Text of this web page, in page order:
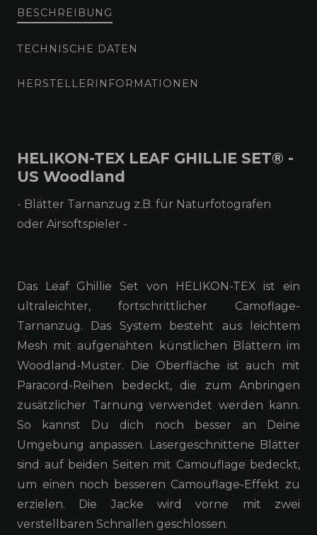
BESCHREIBUNG
TECHNISCHE DATEN
HERSTELLERINFORMATIONEN
HELIKON-TEX LEAF GHILLIE SET® -
US Woodland
- Blätter Tarnanzug z.B. für Naturfotografen
oder Airsoftspieler -
Das Leaf Ghillie Set von HELIKON-TEX ist ein
ultraleichter, fortschrittlicher Camoflage-
Tarnanzug. Das System besteht aus leichtem
Mesh mit aufgenähten künstlichen Blättern im
Woodland-Muster. Die Oberfläche ist auch mit
Paracord-Reihen bedeckt, die zum Anbringen
zusätzlicher Tarnung verwendet werden kann.
So kannst Du dich noch besser an Deine
Umgebung anpassen. Lasergeschnittene Blätter
sind auf beiden Seiten mit Camouflage bedeckt,
um einen noch besseren Camouflage-Effekt zu
erzielen. Die Jacke wird vorne mit zwei
verstellbaren Schnallen geschlossen.